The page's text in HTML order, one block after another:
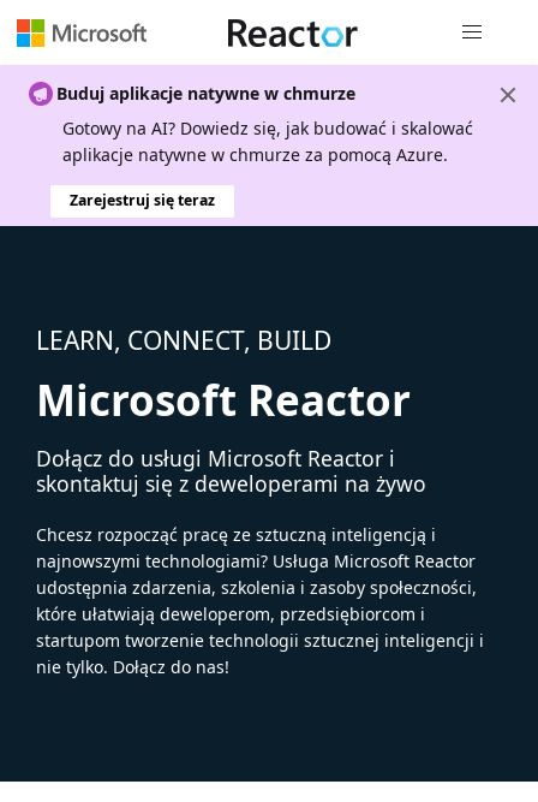
Buduj aplikacje natywne w chmurze
Gotowy na AI? Dowiedz się, jak budować i skalować
aplikacje natywne w chmurze za pomocą Azure.
Zarejestruj się teraz
LEARN, CONNECT, BUILD
Microsoft Reactor
Dołącz do usługi Microsoft Reactor i
skontaktuj się z deweloperami na żywo
Chcesz rozpocząć pracę ze sztuczną inteligencją i
najnowszymi technologiami? Usługa Microsoft Reactor
udostępnia zdarzenia, szkolenia i zasoby społeczności,
które ułatwiają deweloperom, przedsiębiorcom i
startupom tworzenie technologii sztucznej inteligencji i
nie tylko. Dołącz do nas!